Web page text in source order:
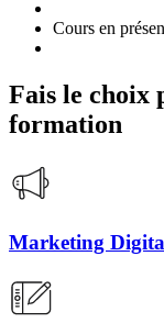
Cours en
Fais le choix
formation
Marketing